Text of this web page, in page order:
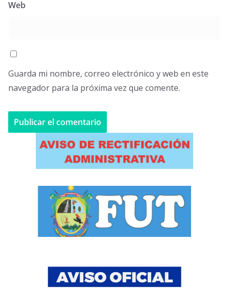
Web
Guarda mi nombre, correo electrónico y web en este
navegador para la próxima vez que comente.